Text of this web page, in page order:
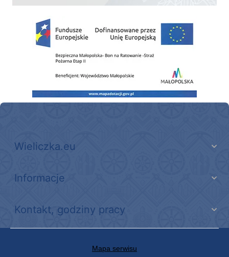
Zakup fabrycznie nowego, średniego samochodu ratowniczo-gaśniczego z
Wieliczka.eu
Informacje
Kontakt, godziny pracy
Mapa serwisu